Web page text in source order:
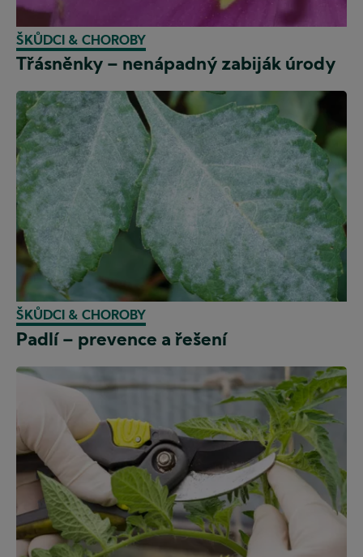
ŠKŮDCI & CHOROBY
Třásněnky – nenápadný zabiják úrody
ŠKŮDCI & CHOROBY
Padlí – prevence a řešení